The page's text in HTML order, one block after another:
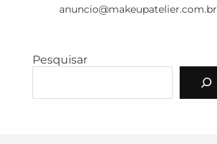
anuncio@makeupatelier.com.br
Pesquisar